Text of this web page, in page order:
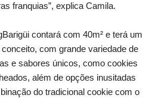
franquias”, explica Camila.
contará com 40m² e terá um
com grande variedade de
e sabores únicos, como cookies
além de opções inusitadas
do tradicional cookie com o